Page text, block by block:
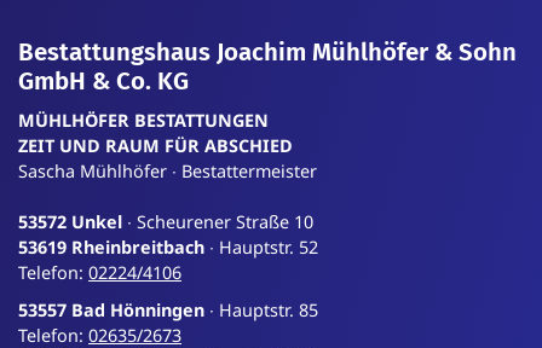
Bestattungshaus Joachim Mühlhöfer & Sohn
GmbH & Co. KG
MÜHLHÖFER BESTATTUNGEN
ZEIT UND RAUM FÜR ABSCHIED
Sascha Mühlhöfer ∙ Bestattermeister
53572 Unkel ∙ Scheurener Straße 10
53619 Rheinbreitbach ∙ Hauptstr. 52
Telefon: 02224/4106
53557 Bad Hönningen ∙ Hauptstr. 85
Telefon: 02635/2673